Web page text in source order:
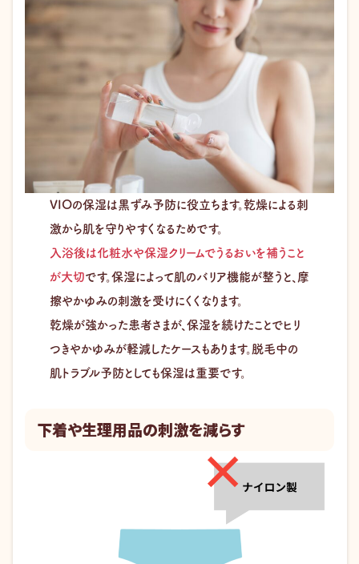
VIOの保湿は黒ずみ予防に役立ちます。乾燥による刺
激から肌を守りやすくなるためです。
入浴後は化粧水や保湿クリームでうるおいを補うこと
が大切です。保湿によって肌のバリア機能が整うと、摩
擦やかゆみの刺激を受けにくくなります。
乾燥が強かった患者さまが、保湿を続けたことでヒリ
つきやかゆみが軽減したケースもあります。脱毛中の
肌トラブル予防としても保湿は重要です。
下着や生理用品の刺激を減らす